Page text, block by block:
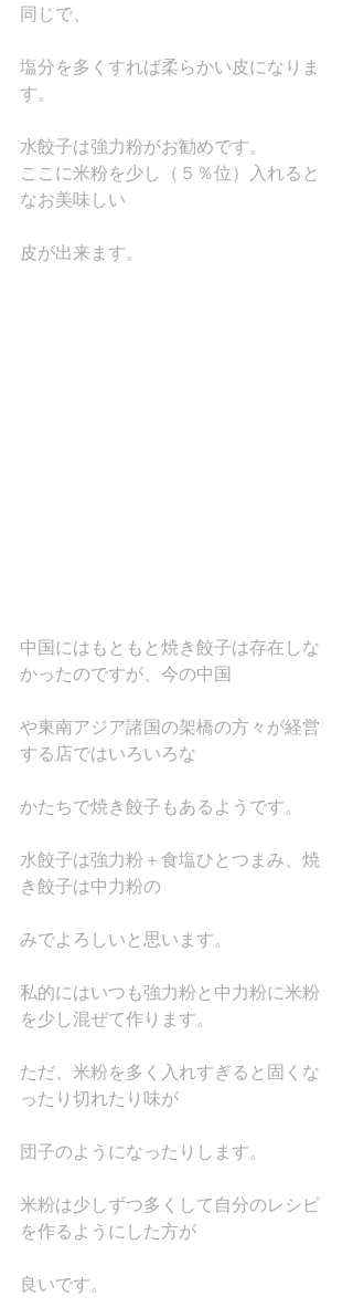
同じで、
塩分を多くすれば柔らかい皮になりま
す。
水餃子は強力粉がお勧めです。
ここに米粉を少し（５％位）入れると
なお美味しい
皮が出来ます。
中国にはもともと焼き餃子は存在しな
かったのですが、今の中国
や東南アジア諸国の架橋の方々が経営
する店ではいろいろな
かたちで焼き餃子もあるようです。
水餃子は強力粉＋食塩ひとつまみ、焼
き餃子は中力粉の
みでよろしいと思います。
私的にはいつも強力粉と中力粉に米粉
を少し混ぜて作ります。
ただ、米粉を多く入れすぎると固くな
ったり切れたり味が
団子のようになったりします。
米粉は少しずつ多くして自分のレシピ
を作るようにした方が
良いです。